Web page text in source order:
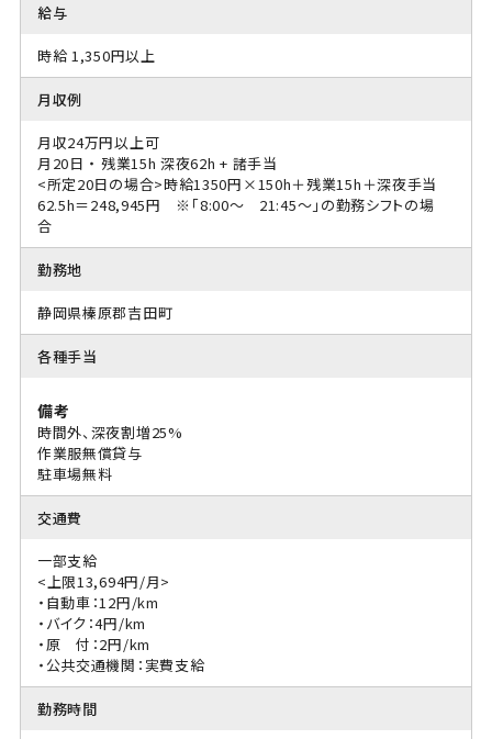
給与
時給 1,350円以上
月収例
月収24万円以上可
月20日 ・ 残業15h 深夜62h + 諸手当
<所定20日の場合>時給1350円×150h＋残業15h＋深夜手当
62.5h＝248,945円 ※「8:00～ 21:45～」の勤務シフトの場
合
勤務地
静岡県榛原郡吉田町
各種手当
備考
時間外、深夜割増25%
作業服無償貸与
駐車場無料
交通費
一部支給
<上限13,694円/月>
・自動車：12円/km
・バイク：4円/km
・原 付：2円/km
・公共交通機関：実費支給
勤務時間